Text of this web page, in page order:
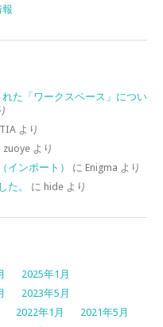
報
れた「ワークスペース」につい
より
zuoye より
インポート）
に Enigma より
た。
に hide より
2025年1月
2023年5月
2022年1月
2021年5月